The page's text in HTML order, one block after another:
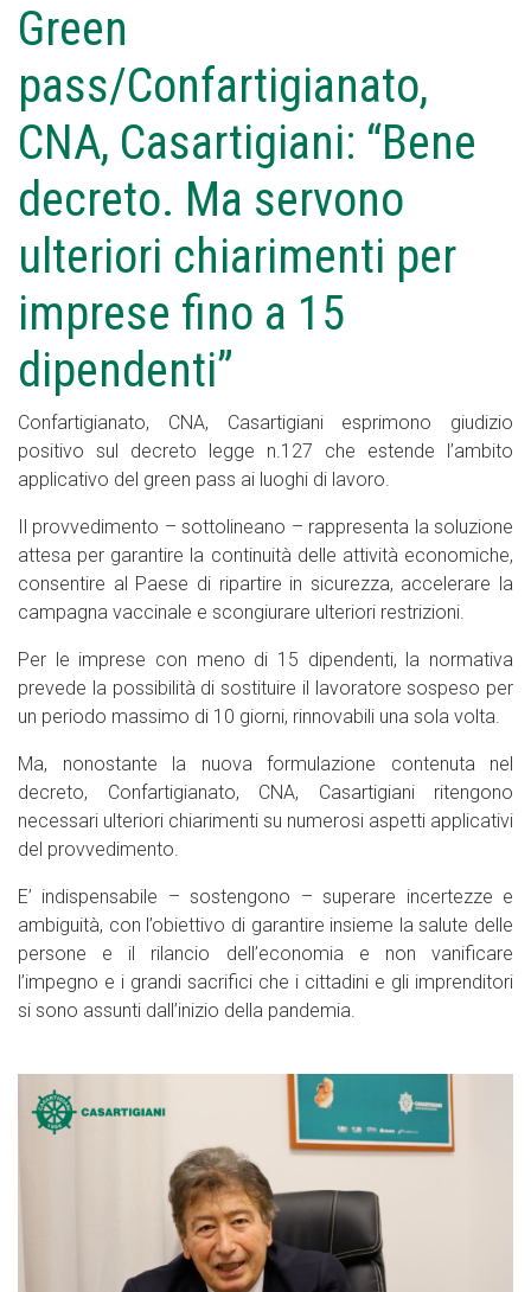
Green
pass/Confartigianato,
CNA, Casartigiani: “Bene
decreto. Ma servono
ulteriori chiarimenti per
imprese fino a 15
dipendenti”
Confartigianato, CNA, Casartigiani esprimono giudizio
positivo sul decreto legge n.127 che estende l’ambito
applicativo del green pass ai luoghi di lavoro.
Il provvedimento – sottolineano – rappresenta la soluzione
attesa per garantire la continuità delle attività economiche,
consentire al Paese di ripartire in sicurezza, accelerare la
campagna vaccinale e scongiurare ulteriori restrizioni.
Per le imprese con meno di 15 dipendenti, la normativa
prevede la possibilità di sostituire il lavoratore sospeso per
un periodo massimo di 10 giorni, rinnovabili una sola volta.
Ma, nonostante la nuova formulazione contenuta nel
decreto, Confartigianato, CNA, Casartigiani ritengono
necessari ulteriori chiarimenti su numerosi aspetti applicativi
del provvedimento.
E’ indispensabile – sostengono – superare incertezze e
ambiguità, con l’obiettivo di garantire insieme la salute delle
persone e il rilancio dell’economia e non vanificare
l’impegno e i grandi sacrifici che i cittadini e gli imprenditori
si sono assunti dall’inizio della pandemia.